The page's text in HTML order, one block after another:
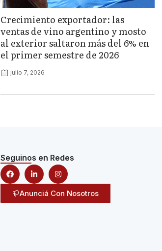
Crecimiento exportador: las
ventas de vino argentino y mosto
al exterior saltaron más del 6% en
el primer semestre de 2026
julio 7, 2026
Seguinos en Redes
Anunciá Con Nosotros